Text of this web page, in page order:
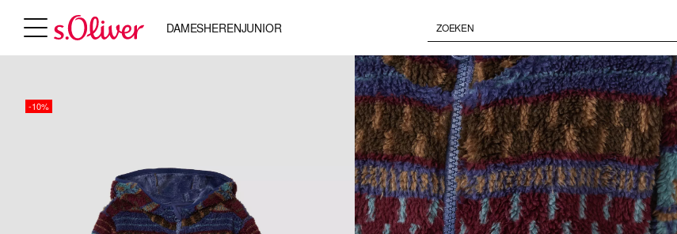
DAMESHERENJUNIOR
-10%